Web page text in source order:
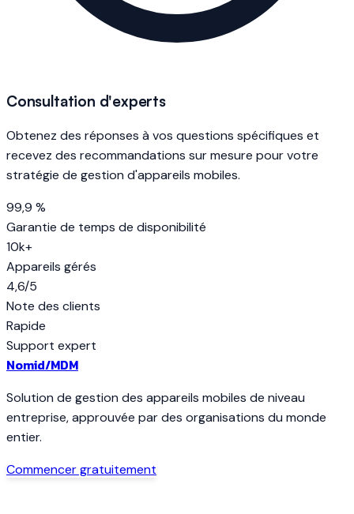
Consultation d'experts
Obtenez des réponses à vos questions spécifiques et
recevez des recommandations sur mesure pour votre
stratégie de gestion d'appareils mobiles.
99,9 %
Garantie de temps de disponibilité
10k+
Appareils gérés
4,6/5
Note des clients
Rapide
Support expert
Nomid/MDM
Solution de gestion des appareils mobiles de niveau
entreprise, approuvée par des organisations du monde
entier.
Commencer gratuitement